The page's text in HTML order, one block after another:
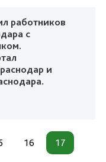
работников
с
и
16 17